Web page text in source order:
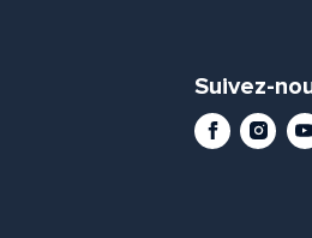
Suivez-
Facebook